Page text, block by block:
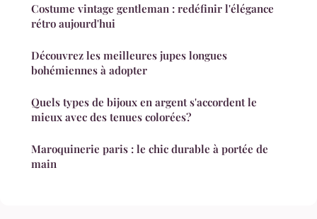
Costume vintage gentleman : redéfinir l'élégance
rétro aujourd'hui
Découvrez les meilleures jupes longues
bohémiennes à adopter
Quels types de bijoux en argent s'accordent le
mieux avec des tenues colorées?
Maroquinerie paris : le chic durable à portée de
main